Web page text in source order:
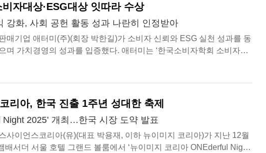
자대상·ESG대상 잇따라 수상
강화, 사회 공헌 활동 성과 나란히 인정받아
매기업 애터미(주)(회장 박한길)가 소비자 신뢰와 ESG 실천 성과를 동
며 가치경영의 성과를 입증했다. 애터미는 ‘한국소비자학회 소비자대
학회 ESG대상(S 부문)’을 각각 수상...
리아, 한국 진출 1주년 성대한 축제
Night 2025’ 개최…한국 시장 도약 발표
사이언스코리아(유)(대표 박용재, 이하 뉴이미지 코리아)가 지난 12월
배서더 서울 호텔 그랜드 볼룸에서 ‘뉴이미지 코리아 ONEderful Night